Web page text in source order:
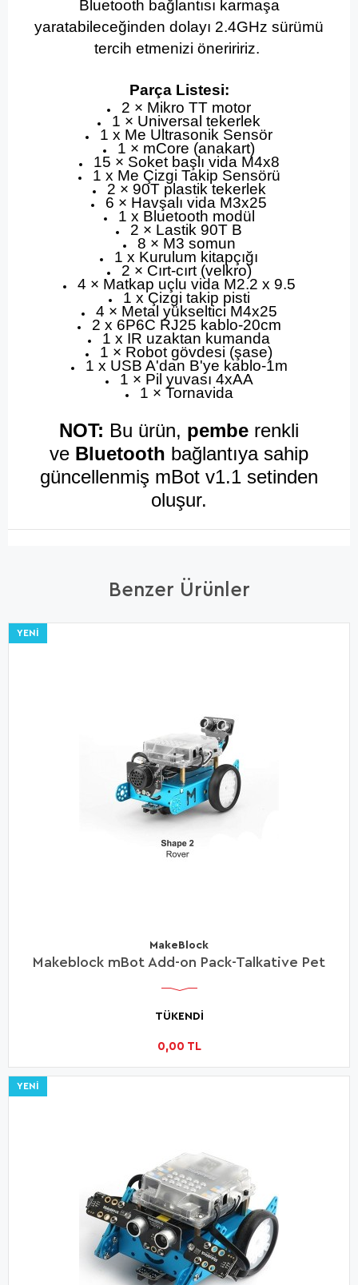
Bluetooth bağlantısı karmaşa
yaratabileceğinden dolayı 2.4GHz sürümü
tercih etmenizi öneriririz.
Parça Listesi:
2 × Mikro TT motor
1 × Universal tekerlek
1 x Me Ultrasonik Sensör
1 × mCore (anakart)
15 × Soket başlı vida M4x8
1 x Me Çizgi Takip Sensörü
2 × 90T plastik tekerlek
6 × Havşalı vida M3x25
1 x Bluetooth modül
2 × Lastik 90T B
8 × M3 somun
1 x Kurulum kitapçığı
2 × Cırt-cırt (velkro)
4 × Matkap uçlu vida M2.2 x 9.5
1 x Çizgi takip pisti
4 × Metal yükseltici M4x25
2 x 6P6C RJ25 kablo-20cm
1 x IR uzaktan kumanda
1 × Robot gövdesi (şase)
1 x USB A'dan B'ye kablo-1m
1 × Pil yuvası 4xAA
1 × Tornavida
NOT: Bu ürün, pembe renkli
ve Bluetooth bağlantıya sahip
güncellenmiş mBot v1.1 setinden
oluşur.
Benzer Ürünler
YENI
MakeBlock
Makeblock mBot Add-on Pack-Talkative Pet
0,00 TL
TÜKENDİ
YENI